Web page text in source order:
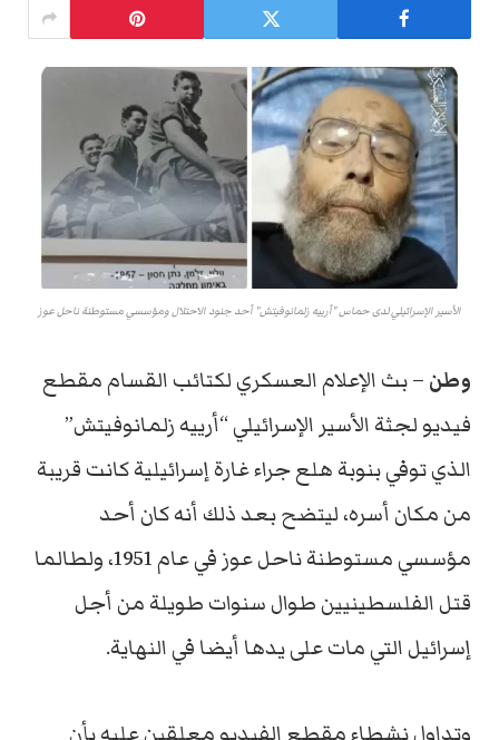
الأسير الإسرائيلي لدى حماس "أرييه زلمانوفيتش" أحد جنود الاحتلال ومؤسسي مستوطنة ناحل عوز
وطن – بث الإعلام العسكري لكتائب القسام مقطع
فيديو لجثة الأسير الإسرائيلي “أرييه زلمانوفيتش”
الذي توفي بنوبة هلع جراء غارة إسرائيلية كانت قريبة
من مكان أسره، ليتضح بعد ذلك أنه كان أحد
مؤسسي مستوطنة ناحل عوز في عام 1951، ولطالما
قتل الفلسطينيين طوال سنوات طويلة من أجل
إسرائيل التي مات على يدها أيضا في النهاية.